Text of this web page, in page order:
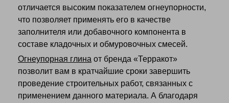
отличается высоким показателем огнеупорности,
что позволяет применять его в качестве
заполнителя или добавочного компонента в
составе кладочных и обмуровочных смесей.
Огнеупорная глина от бренда «Терракот»
позволит вам в кратчайшие сроки завершить
проведение строительных работ, связанных с
применением данного материала. А благодаря